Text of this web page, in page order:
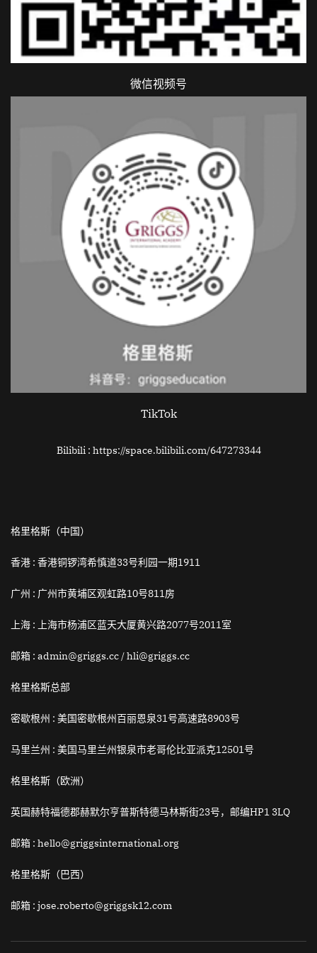
微信视频号
TikTok
Bilibili : https://space.bilibili.com/647273344
格里格斯（中国）
香港 : 香港铜锣湾希慎道33号利园一期1911
广州 : 广州市黄埔区观虹路10号811房
上海 : 上海市杨浦区蓝天大厦黄兴路2077号2011室
邮箱 : admin@griggs.cc / hli@griggs.cc
格里格斯总部
密歇根州 : 美国密歇根州百丽恩泉31号高速路8903号
马里兰州 : 美国马里兰州银泉市老哥伦比亚派克12501号
格里格斯（欧洲）
英国赫特福德郡赫默尔亨普斯特德马林斯街23号，邮编HP1 3LQ
邮箱 : hello@griggsinternational.org
格里格斯（巴西）
邮箱 : jose.roberto@griggsk12.com